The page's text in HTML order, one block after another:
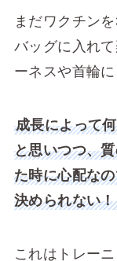
まだワクチン
バッグに入れ
ーネスや首輪
成長によって
と思いつつ、
た時に心配な
決められない！
これはトレー